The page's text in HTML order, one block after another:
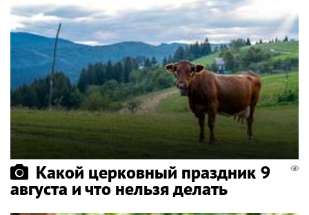
Какой церковный праздник 9
августа и что нельзя делать